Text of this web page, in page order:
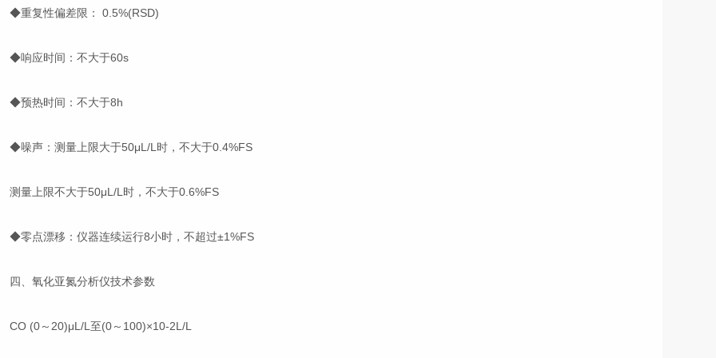
复性偏差限： 0.5%(RSD)
应时间：不大于60s
热时间：不大于8h
声：测量上限大于50μL/L时，不大于0.4%FS
量上限不大于50μL/L时，不大于0.6%FS
点漂移：仪器连续运行8小时，不超过±1%FS
、氧化亚氮分析仪技术参数
(0～20)μL/L至(0～100)×10-2L/L